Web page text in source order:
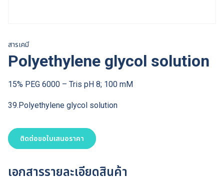
สารเคมี
Polyethylene glycol solution
15% PEG 6000 – Tris pH 8; 100 mM
39.Polyethylene glycol solution
ติดต่อขอใบเสนอราคา
เอกสารรายละเอียดสินค้า